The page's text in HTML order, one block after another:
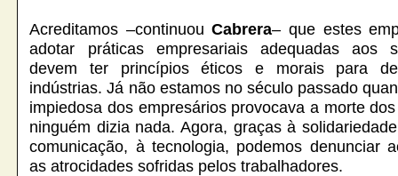
Acreditamos –continuouCabrera– que estes
adotar práticas empresariais adequadas aos
devem ter princípios éticos e morais para
indústrias. Já não estamos no século passado
impiedosa dos empresários provocava a morte
ninguém dizia nada. Agora, graças à
comunicação, à tecnologia, podemos denunciar
as atrocidades sofridas pelos trabalhadores.